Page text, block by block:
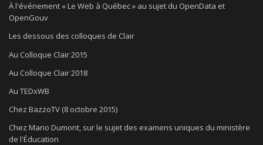
À l'événement « Le Web à Québec » au sujet du OpenData et
OpenGouv
Les dessous des colloques de Clair
Au Colloque Clair 2015
Au Colloque Clair 2018
Au TEDxWB
Chez BazzoTV (8 octobre 2015)
Chez Mario Dumont, sur le sujet des examens uniques du ministère
de l'Éducation